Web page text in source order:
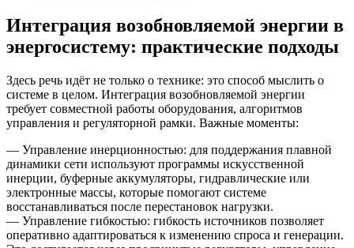
Интеграция возобновляемой энергии в
энергосистему: практические подходы
Здесь речь идёт не только о технике: это способ мыслить о
системе в целом. Интеграция возобновляемой энергии
требует совместной работы оборудования, алгоритмов
управления и регуляторной рамки. Важные моменты:
— Управление инерционностью: для поддержания плавной
динамики сети используют программы искусственной
инерции, буферные аккумуляторы, гидравлические или
электронные массы, которые помогают системе
восстанавливаться после перестановок нагрузки.
— Управление гибкостью: гибкость источников позволяет
оперативно адаптироваться к изменению спроса и генерации.